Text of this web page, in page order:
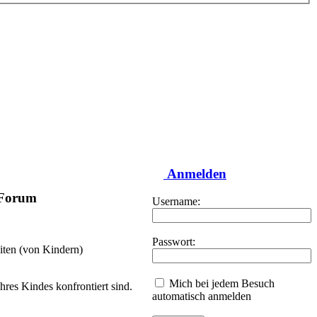
(von Kindern)
Kindes konfrontiert sind.
Anmelden
Username:
Passwort:
Mich bei jedem Besuch
automatisch anmelden